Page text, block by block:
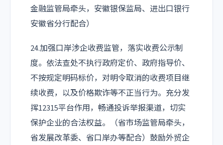
金融监管局牵头，安徽银保监局、进出口银行
安徽省分行配合）
24.加强口岸涉企收费监管，落实收费公示制
度。依法查处不执行政府定价、政府指导价、
不按规定明码标价，对明令取消的收费项目继
续收费，以及价格欺诈等不正当行为。充分发
挥12315平台作用，畅通投诉举报渠道，切实
保护企业的合法权益。（省市场监管局牵头，
省发展改革委、省口岸办等配合）鼓励外贸企